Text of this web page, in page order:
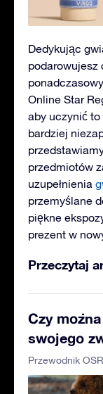
Dedykując
podarowujesz
Online Star
aby uczynić
bardziej
przedmiotów
uzupełnienia
przemyślane
piękne
prezent w
Przeczytaj
Czy
swojego
Przewodnik OSR